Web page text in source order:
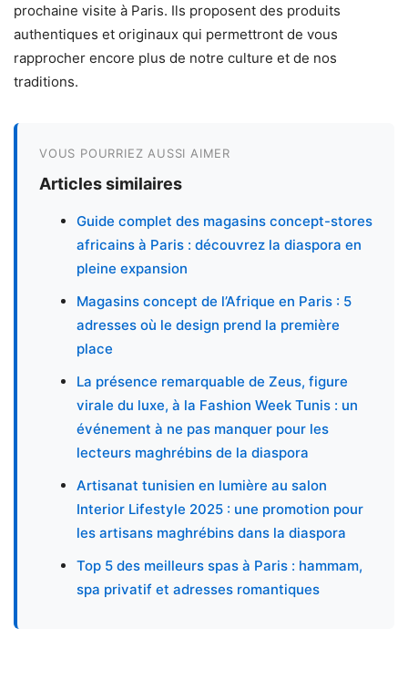
prochaine visite à Paris. Ils proposent des produits
authentiques et originaux qui permettront de vous
rapprocher encore plus de notre culture et de nos
traditions.
VOUS POURRIEZ AUSSI AIMER
Articles similaires
Guide complet des magasins concept-stores
africains à Paris : découvrez la diaspora en
pleine expansion
Magasins concept de l’Afrique en Paris : 5
adresses où le design prend la première
place
La présence remarquable de Zeus, figure
virale du luxe, à la Fashion Week Tunis : un
événement à ne pas manquer pour les
lecteurs maghrébins de la diaspora
Artisanat tunisien en lumière au salon
Interior Lifestyle 2025 : une promotion pour
les artisans maghrébins dans la diaspora
Top 5 des meilleurs spas à Paris : hammam,
spa privatif et adresses romantiques